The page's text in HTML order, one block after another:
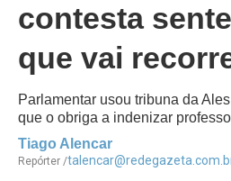
contesta
que vai
Parlamentar usou tribuna da
que o obriga a indenizar
Tiago Alencar
Repórter /